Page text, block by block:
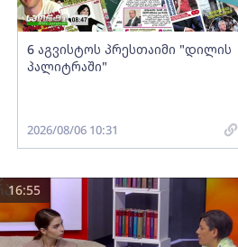
6 აგვისტოს პრესთაიმი "დილის
პალიტრაში"
2026/08/06 10:31
16:55